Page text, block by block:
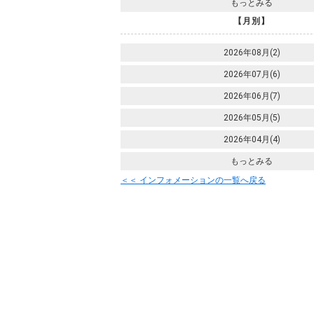
もっとみる
【月別】
2026年08月(2)
2026年07月(6)
2026年06月(7)
2026年05月(5)
2026年04月(4)
もっとみる
＜＜ インフォメーションの一覧へ戻る